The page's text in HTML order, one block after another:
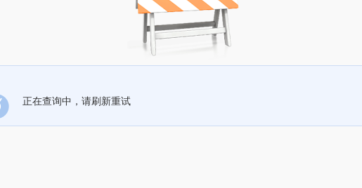
正在查询中，请刷新重试